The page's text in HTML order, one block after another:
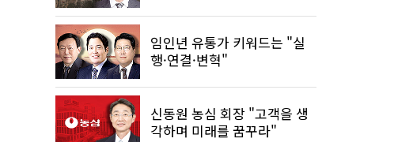
임인년 유통가 키워드는 "실
행·연결·변혁"
신동원 농심 회장 "고객을 생
각하며 미래를 꿈꾸라"